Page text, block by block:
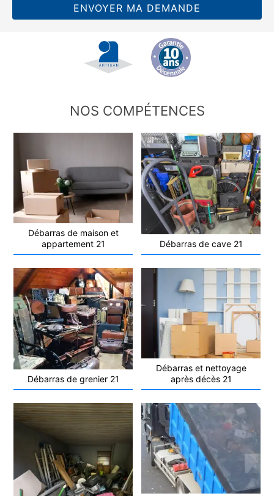
NOS COMPÉTENCES
Débarras de maison et
appartement 21
Débarras de cave 21
Débarras de grenier 21
Débarras et nettoyage
après décès 21